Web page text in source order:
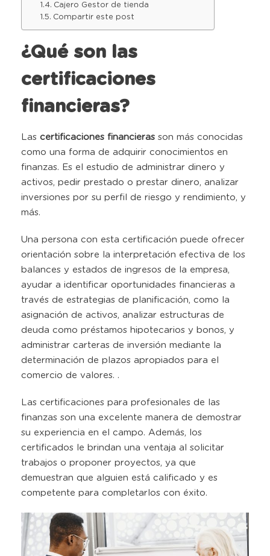
Cajero Gestor de tienda
Compartir este post
¿Qué son las
certificaciones
financieras?
Las certificaciones financieras son más conocidas
como una forma de adquirir conocimientos en
finanzas. Es el estudio de administrar dinero y
activos, pedir prestado o prestar dinero, analizar
inversiones por su perfil de riesgo y rendimiento, y
más.
Una persona con esta certificación puede ofrecer
orientación sobre la interpretación efectiva de los
balances y estados de ingresos de la empresa,
ayudar a identificar oportunidades financieras a
través de estrategias de planificación, como la
asignación de activos, analizar estructuras de
deuda como préstamos hipotecarios y bonos, y
administrar carteras de inversión mediante la
determinación de plazos apropiados para el
comercio de valores. .
Las certificaciones para profesionales de las
finanzas son una excelente manera de demostrar
su experiencia en el campo. Además, los
certificados le brindan una ventaja al solicitar
trabajos o proponer proyectos, ya que
demuestran que alguien está calificado y es
competente para completarlos con éxito.